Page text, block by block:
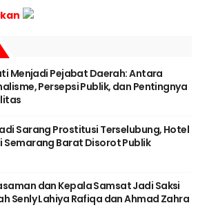
Menjadi Pejabat Daerah: Antara
Persepsi Publik, dan Pentingnya
Sarang Prostitusi Terselubung, Hotel
Semarang Barat Disorot Publik
dan Kepala Samsat Jadi Saksi
Senly Lahiya Rafiqa dan Ahmad Zahra